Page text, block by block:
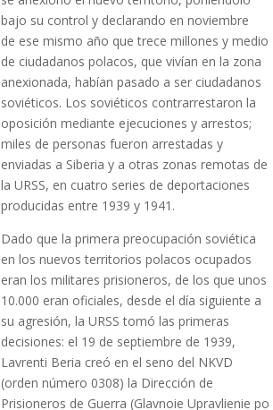
bajo su control y declarando en noviembre
de ese mismo año que trece millones y medio
de ciudadanos polacos, que vivían en la zona
anexionada, habían pasado a ser ciudadanos
soviéticos. Los soviéticos contrarrestaron la
oposición mediante ejecuciones y arrestos;​
miles de personas fueron arrestadas y
enviadas a Siberia y a otras zonas remotas de
la URSS, en cuatro series de deportaciones
producidas entre 1939 y 1941.
Dado que la primera preocupación soviética
en los nuevos territorios polacos ocupados
eran los militares prisioneros, de los que unos
10.000 eran oficiales, desde el día siguiente a
su agresión, la URSS tomó las primeras
decisiones: el 19 de septiembre de 1939,
Lavrenti Beria creó en el seno del NKVD
(orden número 0308) la Dirección de
Prisioneros de Guerra (Glavnoie Upravlienie po